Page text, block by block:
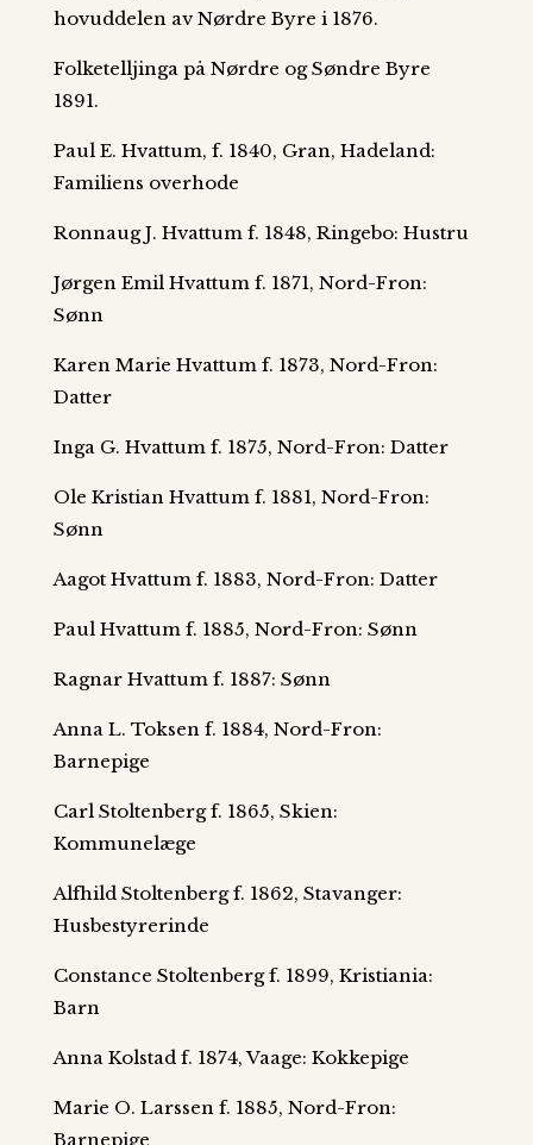
hovuddelen av Nørdre Byre i 1876.
Folketelljinga på Nørdre og Søndre Byre
1891.
Paul E. Hvattum, f. 1840, Gran, Hadeland:
Familiens overhode
Ronnaug J. Hvattum f. 1848, Ringebo: Hustru
Jørgen Emil Hvattum f. 1871, Nord-Fron:
Sønn
Karen Marie Hvattum f. 1873, Nord-Fron:
Datter
Inga G. Hvattum f. 1875, Nord-Fron: Datter
Ole Kristian Hvattum f. 1881, Nord-Fron:
Sønn
Aagot Hvattum f. 1883, Nord-Fron: Datter
Paul Hvattum f. 1885, Nord-Fron: Sønn
Ragnar Hvattum f. 1887: Sønn
Anna L. Toksen f. 1884, Nord-Fron:
Barnepige
Carl Stoltenberg f. 1865, Skien:
Kommunelæge
Alfhild Stoltenberg f. 1862, Stavanger:
Husbestyrerinde
Constance Stoltenberg f. 1899, Kristiania:
Barn
Anna Kolstad f. 1874, Vaage: Kokkepige
Marie O. Larssen f. 1885, Nord-Fron:
Barnepige